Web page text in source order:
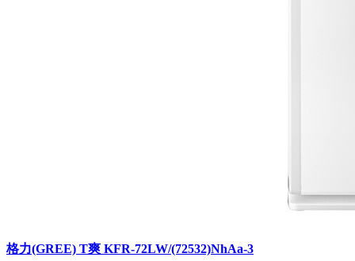
格力(GREE) T爽 KFR-72LW/(72532)NhAa-3